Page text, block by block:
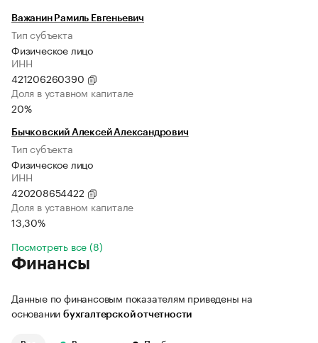
Важанин Рамиль Евгеньевич
Тип субъекта
Физическое лицо
ИНН
421206260390
Доля в уставном капитале
20%
Бычковский Алексей Александрович
Тип субъекта
Физическое лицо
ИНН
420208654422
Доля в уставном капитале
13,30%
Посмотреть все (8)
Финансы
Данные по финансовым показателям приведены на
основании бухгалтерской отчетности